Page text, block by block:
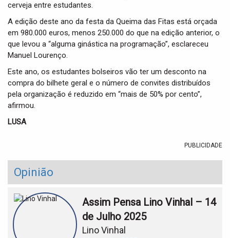
cerveja entre estudantes.
A edição deste ano da festa da Queima das Fitas está orçada
em 980.000 euros, menos 250.000 do que na edição anterior, o
que levou a “alguma ginástica na programação”, esclareceu
Manuel Lourenço.
Este ano, os estudantes bolseiros vão ter um desconto na
compra do bilhete geral e o número de convites distribuídos
pela organização é reduzido em “mais de 50% por cento”,
afirmou.
LUSA
PUBLICIDADE
Opinião
Assim Pensa Lino Vinhal – 14
de Julho 2025
Lino Vinhal